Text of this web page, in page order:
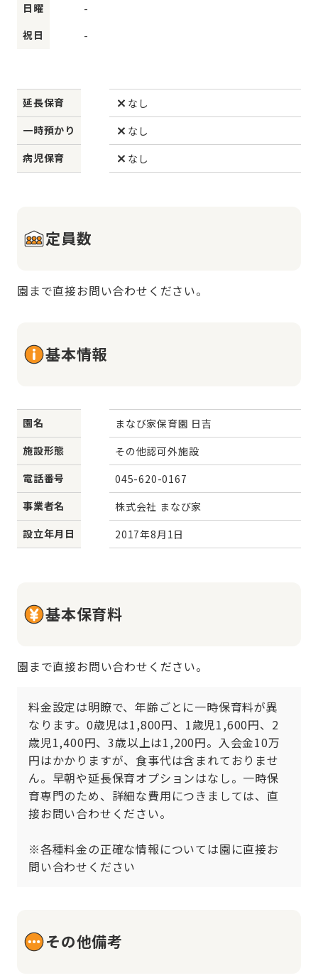
日曜
-
祝日
-
延長保育
なし
一時預かり
なし
病児保育
なし
定員数
園まで直接お問い合わせください。
基本情報
園名
まなび家保育園 日吉
施設形態
その他認可外施設
電話番号
045-620-0167
事業者名
株式会社 まなび家
設立年月日
2017年8月1日
基本保育料
園まで直接お問い合わせください。
料金設定は明瞭で、年齢ごとに一時保育料が異
なります。0歳児は1,800円、1歳児1,600円、2
歳児1,400円、3歳以上は1,200円。入会金10万
円はかかりますが、食事代は含まれておりませ
ん。早朝や延長保育オプションはなし。一時保
育専門のため、詳細な費用につきましては、直
接お問い合わせください。
※各種料金の正確な情報については園に直接お
問い合わせください
その他備考